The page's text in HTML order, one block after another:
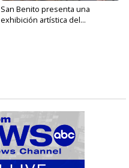
San Benito presenta una
exhibición artística del...